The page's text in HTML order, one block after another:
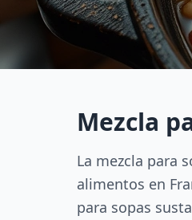
Mezcla
La mezcla para
alimentos en
para sopas